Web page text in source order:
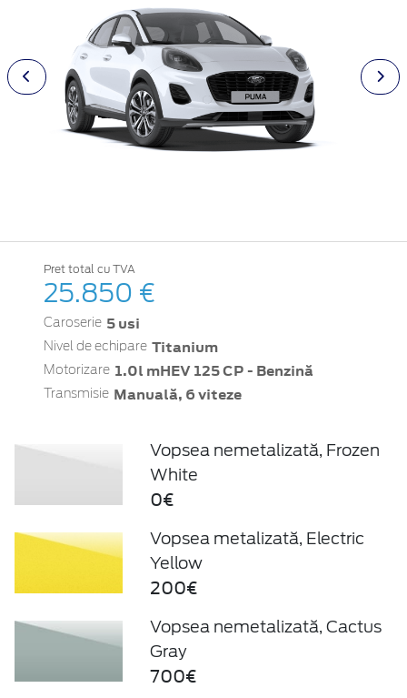
Pret total cu TVA
25.850 €
Caroserie 5 usi
Nivel de echipare Titanium
Motorizare 1.0l mHEV 125 CP - Benzină
Transmisie Manuală, 6 viteze
Vopsea nemetalizată, Frozen
White
0€
Vopsea metalizată, Electric
Yellow
200€
Vopsea nemetalizată, Cactus
Gray
700€